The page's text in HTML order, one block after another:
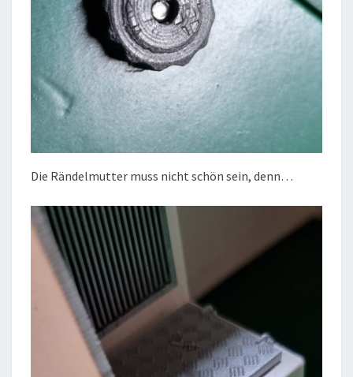
Die Rändelmutter muss nicht schön sein, denn…